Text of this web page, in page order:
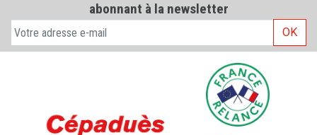
abonnant à la newsletter
OK